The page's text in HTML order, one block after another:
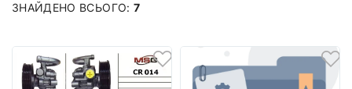
ЗНАЙДЕНО ВСЬОГО: 7